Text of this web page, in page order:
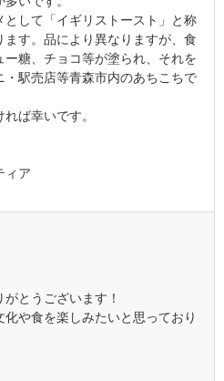
して「イギリストースト」と称
す。品により異なりますが、食
糖、チョコ等が塗られ、それを
駅売店等青森市内のあちこちで
ば幸いです。
ィア
とうございます！
や食を楽しみたいと思っており